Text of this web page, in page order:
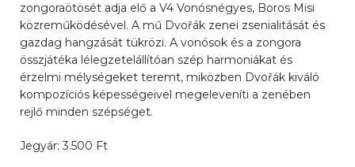
zongoraötösét adja elő a V4 Vonósnégyes, Boros Misi
közreműködésével. A mű Dvořák zenei zsenialitását és
gazdag hangzását tükrözi. A vonósok és a zongora
összjátéka lélegzetelállítóan szép harmoniákat és
érzelmi mélységeket teremt, miközben Dvořák kiváló
kompozíciós képességeivel megeleveníti a zenében
rejlő minden szépséget.
Jegyár: 3.500 Ft